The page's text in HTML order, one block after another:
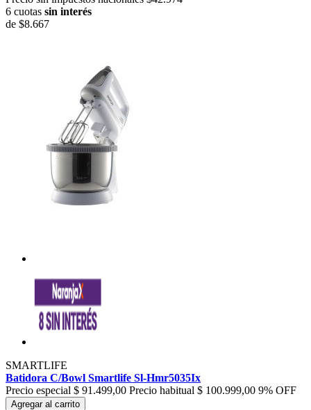
6 cuotas sin interés
de $8.667
SMARTLIFE
Batidora C/Bowl Smartlife Sl-Hmr5035Ix
Precio especial $ 91.499,00 Precio habitual $ 100.999,00 9% OFF
Agregar al carrito